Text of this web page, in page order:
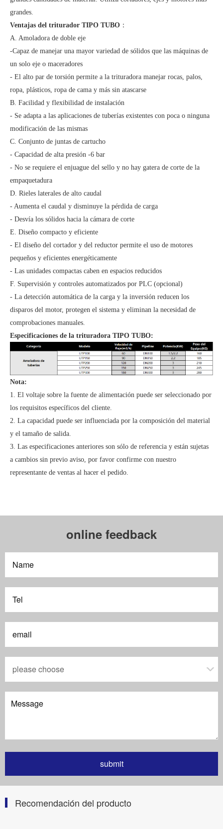
grandes.
Ventajas del triturador TIPO TUBO ：
A. Amoladora de doble eje
-Capaz de manejar una mayor variedad de sólidos que las máquinas de
un solo eje o maceradores
- El alto par de torsión permite a la trituradora manejar rocas, palos,
ropa, plásticos, ropa de cama y más sin atascarse
B. Facilidad y flexibilidad de instalación
- Se adapta a las aplicaciones de tuberías existentes con poca o ninguna
modificación de las mismas
C. Conjunto de juntas de cartucho
- Capacidad de alta presión -6 bar
- No se requiere el enjuague del sello y no hay gatera de corte de la
empaquetadura
D. Rieles laterales de alto caudal
- Aumenta el caudal y disminuye la pérdida de carga
- Desvía los sólidos hacia la cámara de corte
E. Diseño compacto y eficiente
- El diseño del cortador y del reductor permite el uso de motores
pequeños y eficientes energéticamente
- Las unidades compactas caben en espacios reducidos
F. Supervisión y controles automatizados por PLC (opcional)
- La detección automática de la carga y la inversión reducen los
disparos del motor, protegen el sistema y eliminan la necesidad de
comprobaciones manuales.
Especificaciones de la trituradora TIPO TUBO:
Nota:
1. El voltaje sobre la fuente de alimentación puede ser seleccionado por
los requisitos específicos del cliente.
2. La capacidad puede ser influenciada por la composición del material
y el tamaño de salida.
3. Las especificaciones anteriores son sólo de referencia y están sujetas
a cambios sin previo aviso, por favor confirme con nuestro
representante de ventas al hacer el pedido.
online feedback
Recomendación del producto